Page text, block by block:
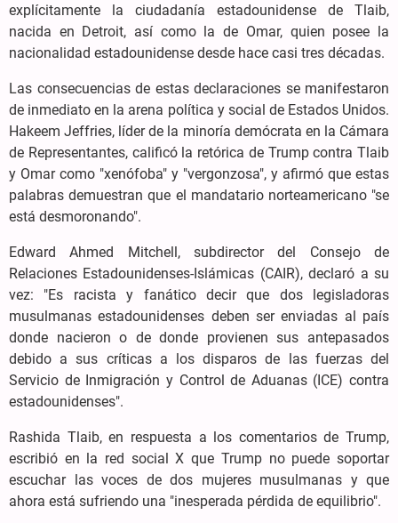
explícitamente la ciudadanía estadounidense de Tlaib,
nacida en Detroit, así como la de Omar, quien posee la
nacionalidad estadounidense desde hace casi tres décadas.
Las consecuencias de estas declaraciones se manifestaron
de inmediato en la arena política y social de Estados Unidos.
Hakeem Jeffries, líder de la minoría demócrata en la Cámara
de Representantes, calificó la retórica de Trump contra Tlaib
y Omar como "xenófoba" y "vergonzosa", y afirmó que estas
palabras demuestran que el mandatario norteamericano "se
está desmoronando".
Edward Ahmed Mitchell, subdirector del Consejo de
Relaciones Estadounidenses-Islámicas (CAIR), declaró a su
vez: "Es racista y fanático decir que dos legisladoras
musulmanas estadounidenses deben ser enviadas al país
donde nacieron o de donde provienen sus antepasados
debido a sus críticas a los disparos de las fuerzas del
Servicio de Inmigración y Control de Aduanas (ICE) contra
estadounidenses".
Rashida Tlaib, en respuesta a los comentarios de Trump,
escribió en la red social X que Trump no puede soportar
escuchar las voces de dos mujeres musulmanas y que
ahora está sufriendo una "inesperada pérdida de equilibrio".